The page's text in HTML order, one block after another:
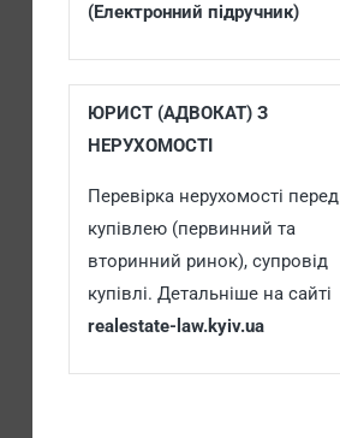
(Електронний підручник)
ЮРИСТ (АДВОКАТ) З
НЕРУХОМОСТІ
Перевірка нерухомості перед
купівлею (первинний та
вторинний ринок), супровід
купівлі. Детальніше на сайті
realestate-law.kyiv.ua